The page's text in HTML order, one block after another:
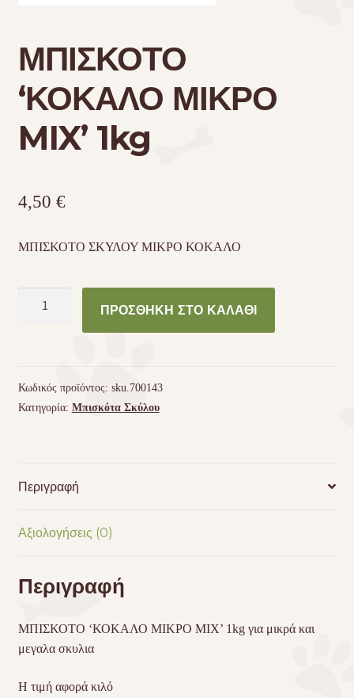
Φροντίδα – Είδη Υγιεινής
ΜΠΙΣΚΟΤΟ
‘ΚΟΚΑΛΟ ΜΙΚΡΟ
MIX’ 1kg
4,50 €
ΜΠΙΣΚΟΤΟ ΣΚΥΛΟΥ ΜΙΚΡΟ ΚΟΚΑΛΟ
ποσότητα
ΠΡΟΣΘΉΚΗ ΣΤΟ ΚΑΛΆΘΙ
Κωδικός προϊόντος: sku.700143
Κατηγορία: Μπισκότα Σκύλου
Περιγραφή
Αξιολογήσεις (0)
Περιγραφή
ΜΠΙΣΚΟΤΟ ‘ΚΟΚΑΛΟ ΜΙΚΡΟ MIX’ 1kg για μικρά και
μεγαλα σκυλια
Η τιμή αφορά κιλό